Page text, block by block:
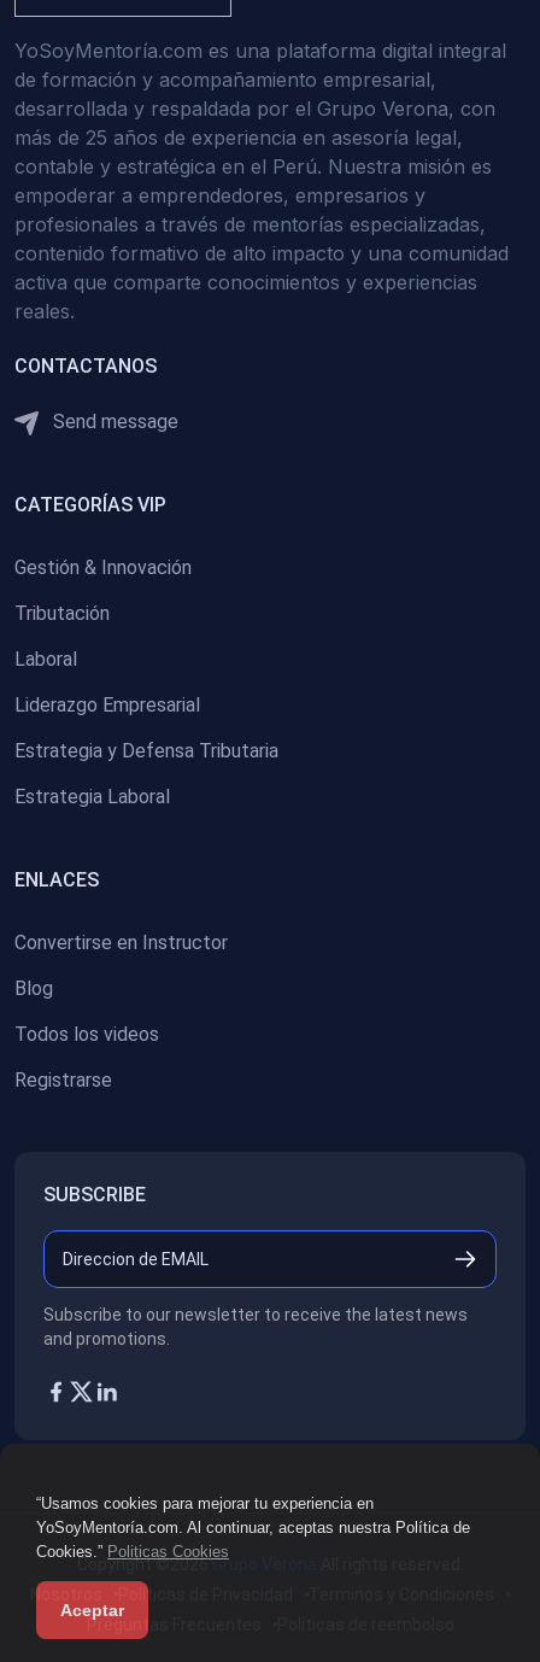
“Usamos cookies para mejorar tu experiencia en
YoSoyMentoría.com. Al continuar, aceptas nuestra Política de
Cookies.” Politicas Cookies
Aceptar
YoSoyMentoría.com es una plataforma digital integral
de formación y acompañamiento empresarial,
desarrollada y respaldada por el Grupo Verona, con
más de 25 años de experiencia en asesoría legal,
contable y estratégica en el Perú. Nuestra misión es
empoderar a emprendedores, empresarios y
profesionales a través de mentorías especializadas,
contenido formativo de alto impacto y una comunidad
activa que comparte conocimientos y experiencias
reales.
CONTACTANOS
Send message
CATEGORÍAS VIP
Gestión & Innovación
Tributación
Laboral
Liderazgo Empresarial
Estrategia y Defensa Tributaria
Estrategia Laboral
ENLACES
Convertirse en Instructor
Blog
Todos los videos
Registrarse
SUBSCRIBE
Subscribe to our newsletter to receive the latest news
and promotions.
Copyright ©2026Grupo Verona
Nosotros
Políticas de Privacidad
Preguntas Frecuentes